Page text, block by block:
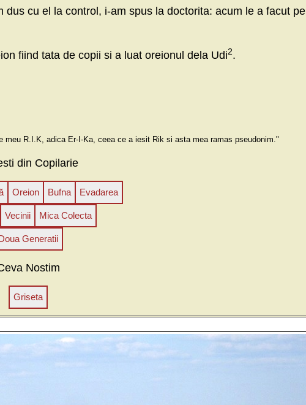
cu el la control, i-am spus la doctorita: acum le a facut pe
fiind tata de copii si a luat oreionul dela Udi2.
R.I.K, adica Er-I-Ka, ceea ce a iesit Rik si asta mea ramas pseudonim."
din Copilarie
Oreion Bufna Evadarea
Vecinii Mica Colecta
Generatii
Nostim
Griseta